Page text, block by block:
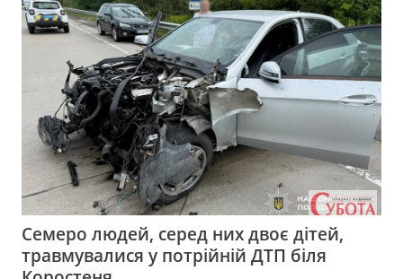
Семеро людей, серед них двоє дітей,
травмувалися у потрійній ДТП біля